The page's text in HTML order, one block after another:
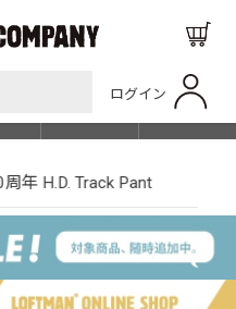
ログイン
SHOP LIST
周年 H.D. Track Pant